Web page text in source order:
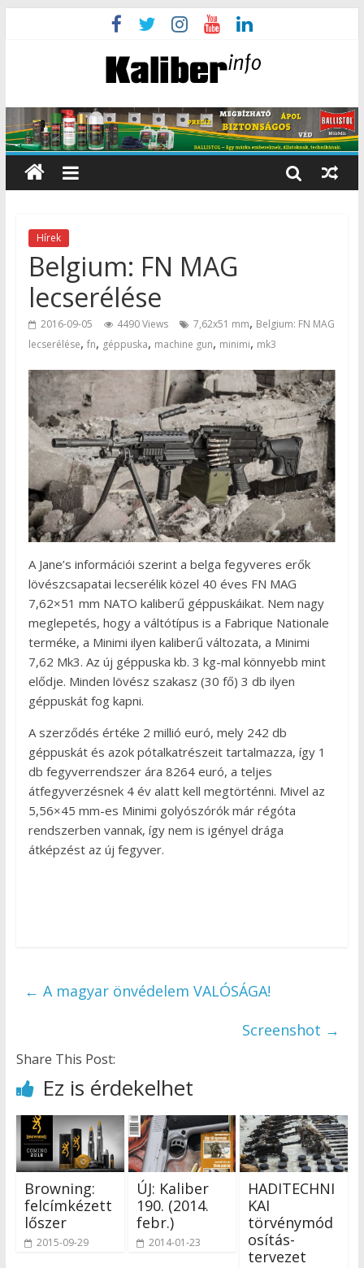
Hírek
Belgium: FN MAG
lecserélése
2016-09-05 4490 Views 7,62x51 mm, Belgium: FN MAG
lecserélése, fn, géppuska, machine gun, minimi, mk3
A Jane’s információi szerint a belga fegyveres erők
lövészcsapatai lecserélik közel 40 éves FN MAG
7,62×51 mm NATO kaliberű géppuskáikat. Nem nagy
meglepetés, hogy a váltótípus is a Fabrique Nationale
terméke, a Minimi ilyen kaliberű változata, a Minimi
7,62 Mk3. Az új géppuska kb. 3 kg-mal könnyebb mint
elődje. Minden lövész szakasz (30 fő) 3 db ilyen
géppuskát fog kapni.
A szerződés értéke 2 millió euró, mely 242 db
géppuskát és azok pótalkatrészeit tartalmazza, így 1
db fegyverrendszer ára 8264 euró, a teljes
átfegyverzésnek 4 év alatt kell megtörténni. Mivel az
5,56×45 mm-es Minimi golyószórók már régóta
rendszerben vannak, így nem is igényel drága
átképzést az új fegyver.
← A magyar önvédelem VALÓSÁGA!
Screenshot →
Share This Post:
Ez is érdekelhet
Browning:
felcímkézett
lőszer
2015-09-29
ÚJ: Kaliber
190. (2014.
febr.)
2014-01-23
HADITECHNI
KAI
törvénymód
osítás-
tervezet